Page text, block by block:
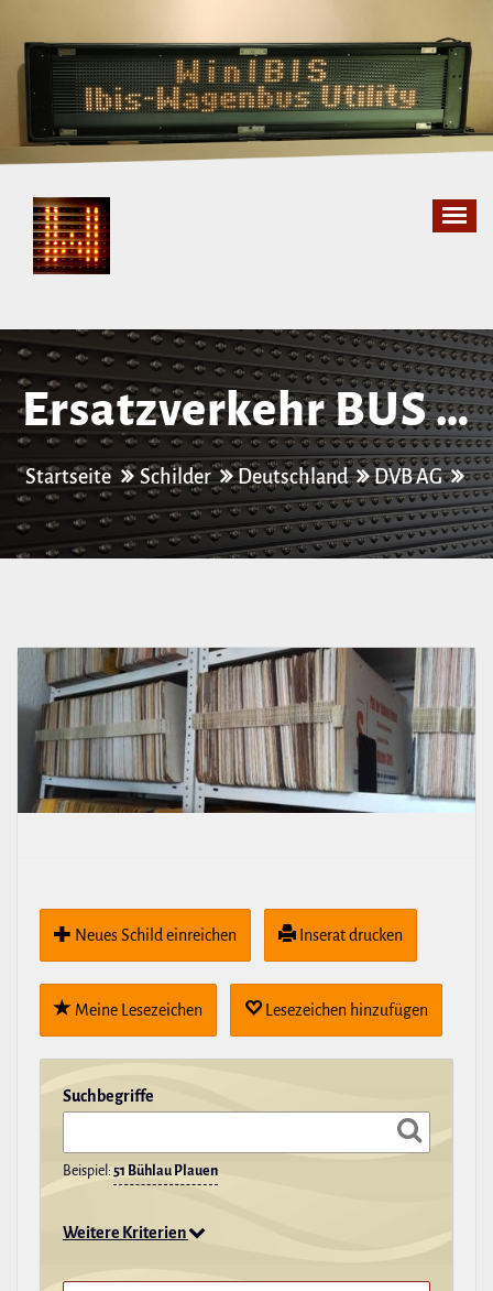
springen
Ersatzverkehr BUS 1/​
4 Postplatz –
Fetscherplatz(-
Schillerplatz)
Startseite Schilder Deutschland DVB AG
Neues Schild ein­rei­chen Inserat drucken
Meine Lese­zei­chen Lese­zei­chen hin­zu­fügen
Such­be­griffe
Beispiel: 51 Bühlau Plauen
Weitere Kriterien